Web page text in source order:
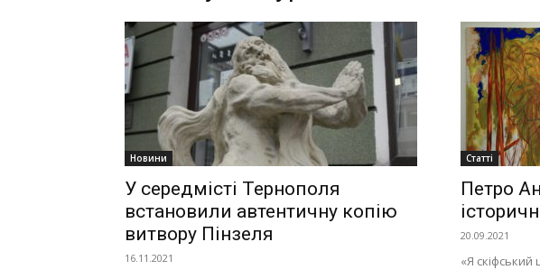
Новини
У середмісті Тернополя
встановили автентичну копію
витвору Пінзеля
16.11.2021
Статті
Петро
20.09.2021
«Я скіфський